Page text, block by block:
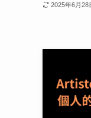
2025年6月28